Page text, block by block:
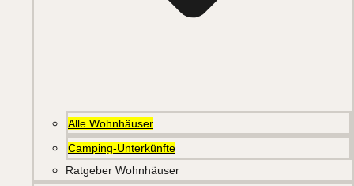
Alle Wohnhäuser
Camping-Unterkünfte
Ratgeber Wohnhäuser